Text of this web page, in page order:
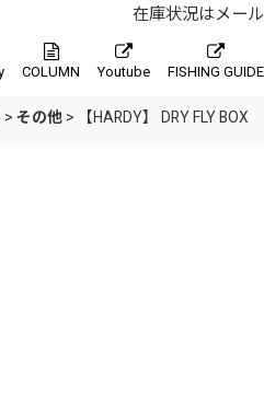
在庫状況はメー
COLUMN Youtube FISHING GUIDE
> その他 > 【HARDY】 DRY FLY BOX